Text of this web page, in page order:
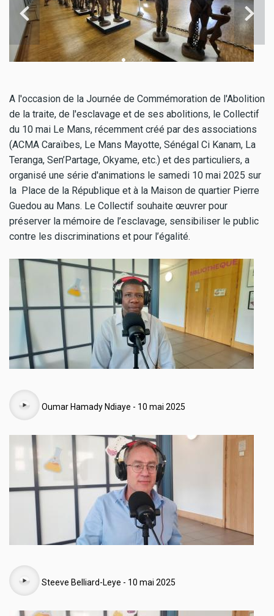
A l'occasion de la Journée de Commémoration de l'Abolition
de la traite, de l'esclavage et de ses abolitions, le Collectif
du 10 mai Le Mans, récemment créé par des associations
(ACMA Caraïbes, Le Mans Mayotte, Sénégal Ci Kanam, La
Teranga, Sen’Partage, Okyame, etc.) et des particuliers, a
organisé une série d'animations le samedi 10 mai 2025 sur
la Place de la République et à la Maison de quartier Pierre
Guedou au Mans. Le Collectif souhaite œuvrer pour
préserver la mémoire de l’esclavage, sensibiliser le public
contre les discriminations et pour l’égalité.
Audio
Oumar Hamady Ndiaye - 10 mai 2025
Audio
Steeve Belliard-Leye - 10 mai 2025